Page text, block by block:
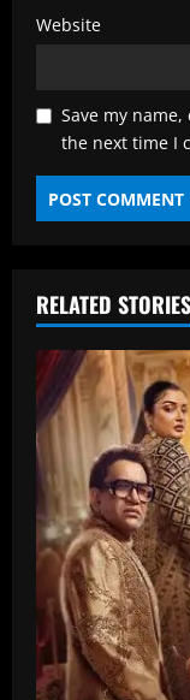
Website
Save my
the next time I
RELATED STORIES